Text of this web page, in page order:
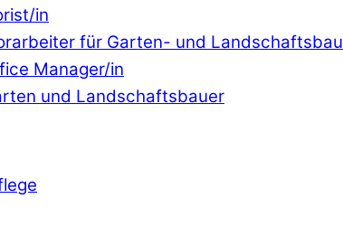
in
für Garten- und Landschaftsbau
Manager/in
und Landschaftsbauer